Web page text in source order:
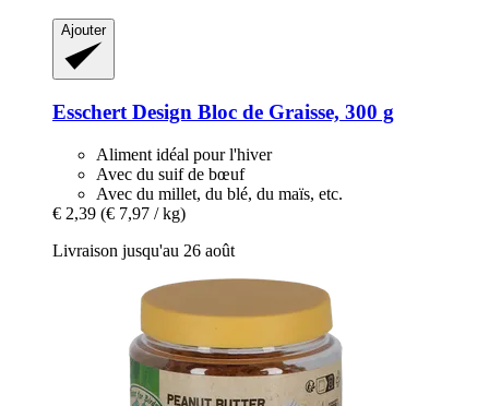
Ajouter
Esschert Design Bloc de Graisse, 300 g
Aliment idéal pour l'hiver
Avec du suif de bœuf
Avec du millet, du blé, du maïs, etc.
€ 2,39 (€ 7,97 / kg)
Livraison jusqu'au 26 août